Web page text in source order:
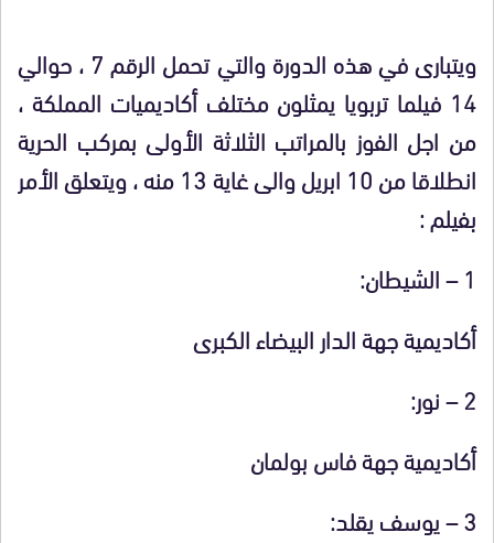
ويتبارى في هذه الدورة والتي تحمل الرقم 7 ، حوالي
14 فيلما تربويا يمثلون مختلف أكاديميات المملكة ،
من اجل الفوز بالمراتب الثلاثة الأولى بمركب الحرية
انطلاقا من 10 ابريل والى غاية 13 منه ، ويتعلق الأمر
بفيلم :
1 – الشيطان:
أكاديمية جهة الدار البيضاء الكبرى
2 – نور:
أكاديمية جهة فاس بولمان
3 – يوسف يقلد: